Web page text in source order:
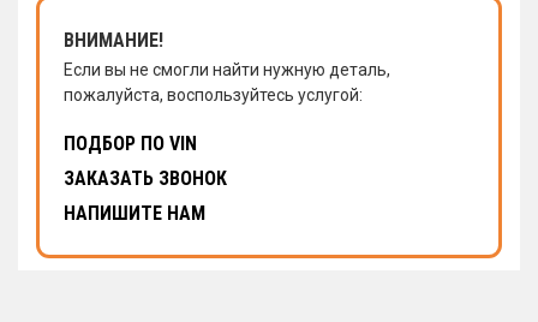
ВНИМАНИЕ!
Если вы не смогли найти нужную деталь,
пожалуйста, воспользуйтесь услугой:
ПОДБОР ПО VIN
ЗАКАЗАТЬ ЗВОНОК
НАПИШИТЕ НАМ